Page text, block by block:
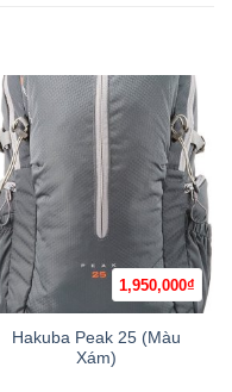
1,950,000₫
Hakuba Peak 25 (Màu
Xám)